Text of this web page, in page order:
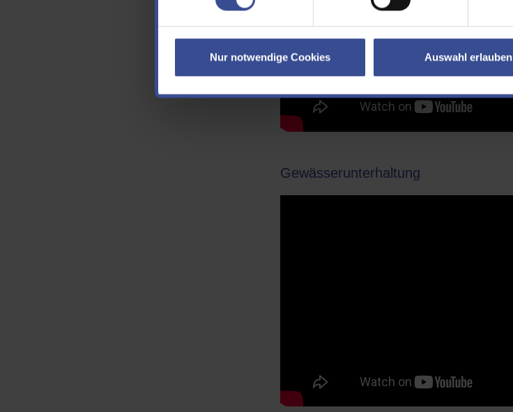
Nur notwendige Cookies Auswahl erlauben
Gewässerunterhaltung